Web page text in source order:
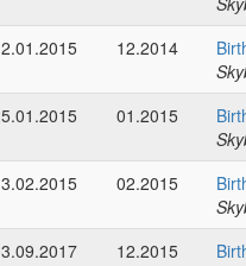
12.2014
01.2015
02.2015
12.2015